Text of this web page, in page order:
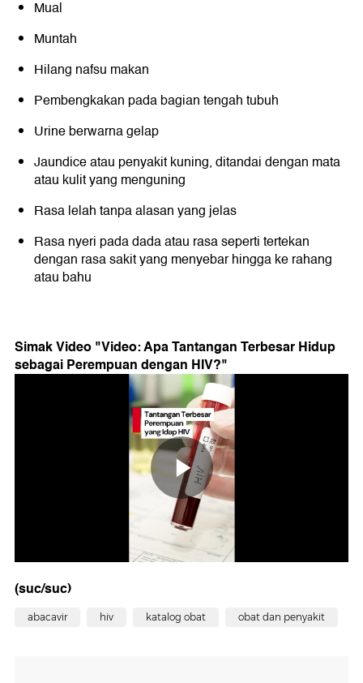
Mual
Muntah
Hilang nafsu makan
Pembengkakan pada bagian tengah tubuh
Urine berwarna gelap
Jaundice atau penyakit kuning, ditandai dengan mata
atau kulit yang menguning
Rasa lelah tanpa alasan yang jelas
Rasa nyeri pada dada atau rasa seperti tertekan
dengan rasa sakit yang menyebar hingga ke rahang
atau bahu
Simak Video "Video: Apa Tantangan Terbesar Hidup
sebagai Perempuan dengan HIV?"
(suc/suc)
abacavir hiv katalog obat obat dan penyakit